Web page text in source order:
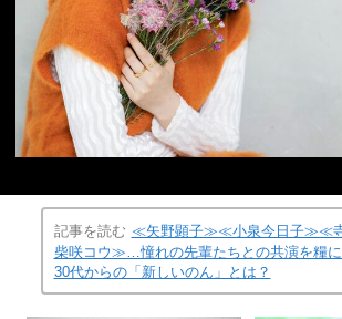
記事を読む ≪矢野顕子≫≪小泉今日子≫≪
柴咲コウ≫…憧れの先輩たちとの共演を糧
30代からの「新しいのん」とは？